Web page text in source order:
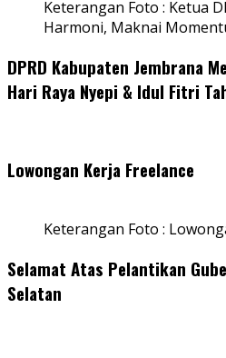
Keterangan Foto : Ketua
Harmoni, Maknai
DPRD Kabupaten Jembrana
Hari Raya Nyepi & Idul Fitri
Lowongan Kerja Freelance
Keterangan Foto :
Selamat Atas Pelantikan
Selatan